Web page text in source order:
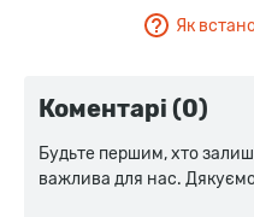
Як
Коментарі (0)
Будьте першим, хто
важлива для нас.